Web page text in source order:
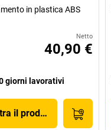
in plastica ABS
Netto
40,90 €
giorni lavorativi
il prodotto